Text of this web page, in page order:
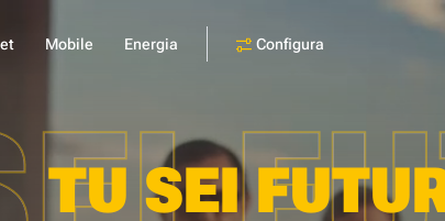
Mobile Energia Configura
TU SEI